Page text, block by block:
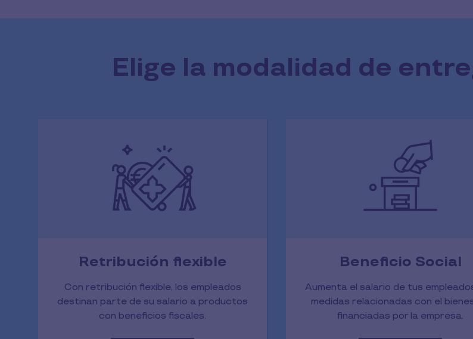
Elige la modalidad de
Retribución flexible
Con retribución flexible, los empleados
destinan parte de su salario a productos
con beneficios fiscales.
Beneficio Social
Aumenta el salario de tus
medidas relacionadas con el
financiadas por la empresa.